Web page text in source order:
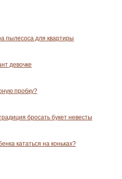
пылесоса для квартиры
девочке
пробку?
бросать букет невесты
кататься на коньках?